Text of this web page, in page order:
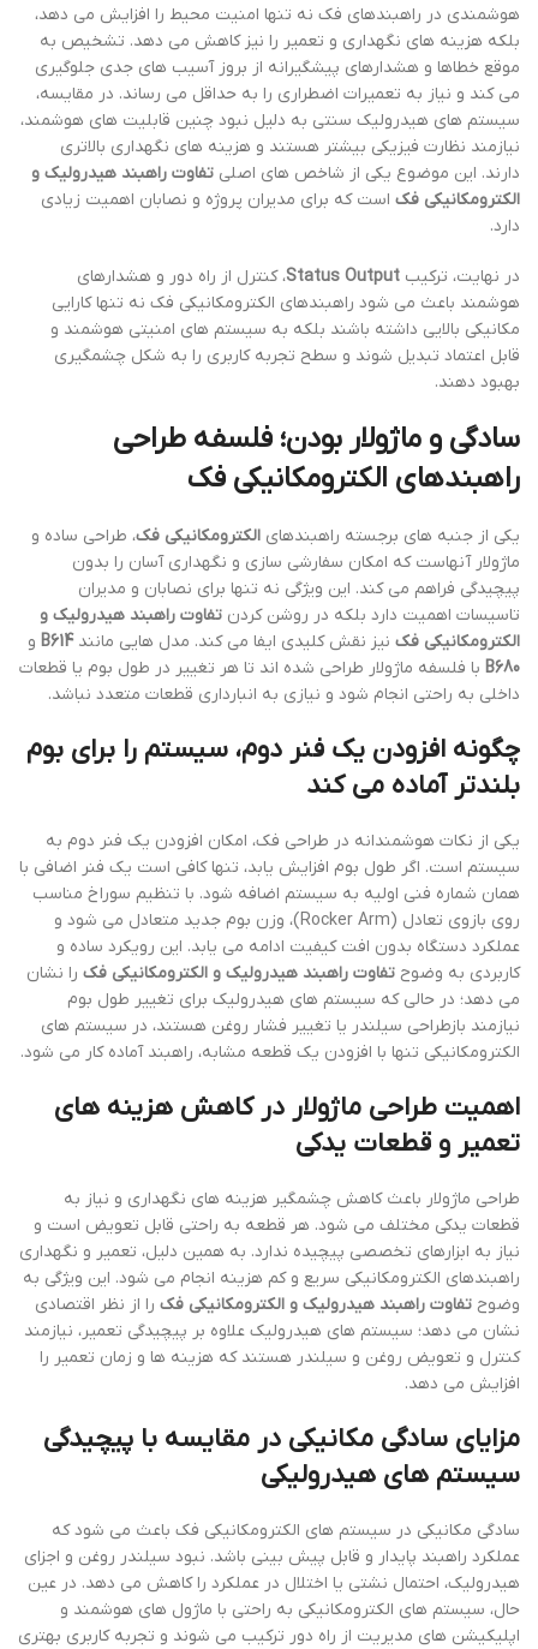
هوشمندی در راهبندهای فک نه تنها امنیت محیط را افزایش می دهد،
بلکه هزینه های نگهداری و تعمیر را نیز کاهش می دهد. تشخیص به
موقع خطاها و هشدارهای پیشگیرانه از بروز آسیب های جدی جلوگیری
می کند و نیاز به تعمیرات اضطراری را به حداقل می رساند. در مقایسه،
سیستم های هیدرولیک سنتی به دلیل نبود چنین قابلیت های هوشمند،
نیازمند نظارت فیزیکی بیشتر هستند و هزینه های نگهداری بالاتری
دارند. این موضوع یکی از شاخص های اصلی تفاوت راهبند هیدرولیک و
الکترومکانیکی فک است که برای مدیران پروژه و نصابان اهمیت زیادی
دارد.
در نهایت، ترکیب Status Output، کنترل از راه دور و هشدارهای
هوشمند باعث می شود راهبندهای الکترومکانیکی فک نه تنها کارایی
مکانیکی بالایی داشته باشند بلکه به سیستم های امنیتی هوشمند و
قابل اعتماد تبدیل شوند و سطح تجربه کاربری را به شکل چشمگیری
بهبود دهند.
سادگی و ماژولار بودن؛ فلسفه طراحی
راهبندهای الکترومکانیکی فک
یکی از جنبه های برجسته راهبندهای الکترومکانیکی فک، طراحی ساده و
ماژولار آنهاست که امکان سفارشی سازی و نگهداری آسان را بدون
پیچیدگی فراهم می کند. این ویژگی نه تنها برای نصابان و مدیران
تاسیسات اهمیت دارد بلکه در روشن کردن تفاوت راهبند هیدرولیک و
الکترومکانیکی فک نیز نقش کلیدی ایفا می کند. مدل هایی مانندB614 و
B680 با فلسفه ماژولار طراحی شده اند تا هر تغییر در طول بوم یا قطعات
داخلی به راحتی انجام شود و نیازی به انبارداری قطعات متعدد نباشد.
چگونه افزودن یک فنر دوم، سیستم را برای بوم
بلندتر آماده می کند
یکی از نکات هوشمندانه در طراحی فک، امکان افزودن یک فنر دوم به
سیستم است. اگر طول بوم افزایش یابد، تنها کافی است یک فنر اضافی با
همان شماره فنی اولیه به سیستم اضافه شود. با تنظیم سوراخ مناسب
روی بازوی تعادل (Rocker Arm)، وزن بوم جدید متعادل می شود و
عملکرد دستگاه بدون افت کیفیت ادامه می یابد. این رویکرد ساده و
کاربردی به وضوح تفاوت راهبند هیدرولیک و الکترومکانیکی فک را نشان
می دهد؛ در حالی که سیستم های هیدرولیک برای تغییر طول بوم
نیازمند بازطراحی سیلندر یا تغییر فشار روغن هستند، در سیستم های
الکترومکانیکی تنها با افزودن یک قطعه مشابه، راهبند آماده کار می شود.
اهمیت طراحی ماژولار در کاهش هزینه های
تعمیر و قطعات یدکی
طراحی ماژولار باعث کاهش چشمگیر هزینه های نگهداری و نیاز به
قطعات یدکی مختلف می شود. هر قطعه به راحتی قابل تعویض است و
نیاز به ابزارهای تخصصی پیچیده ندارد. به همین دلیل، تعمیر و نگهداری
راهبندهای الکترومکانیکی سریع و کم هزینه انجام می شود. این ویژگی به
وضوح تفاوت راهبند هیدرولیک و الکترومکانیکی فک را از نظر اقتصادی
نشان می دهد؛ سیستم های هیدرولیک علاوه بر پیچیدگی تعمیر، نیازمند
کنترل و تعویض روغن و سیلندر هستند که هزینه ها و زمان تعمیر را
افزایش می دهد.
مزایای سادگی مکانیکی در مقایسه با پیچیدگی
سیستم های هیدرولیکی
سادگی مکانیکی در سیستم های الکترومکانیکی فک باعث می شود که
عملکرد راهبند پایدار و قابل پیش بینی باشد. نبود سیلندر روغن و اجزای
هیدرولیک، احتمال نشتی یا اختلال در عملکرد را کاهش می دهد. در عین
حال، سیستم های الکترومکانیکی به راحتی با ماژول های هوشمند و
اپلیکیشن های مدیریت از راه دور ترکیب می شوند و تجربه کاربری بهتری